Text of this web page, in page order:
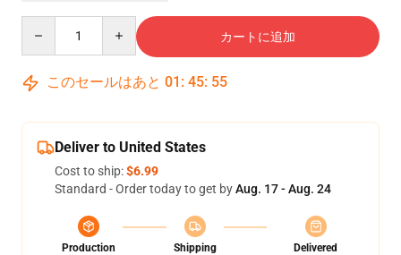
カートに追加
このセールはあと 01 : 45: 54
Deliver to United States
Cost to ship:$6.99
Standard - Order today to get byAug. 17 - Aug. 24
Production
Shipping
Delivered